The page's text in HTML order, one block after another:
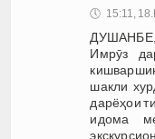
🕔 15:11,
Имрӯз
шакли
дарёҳои
идома